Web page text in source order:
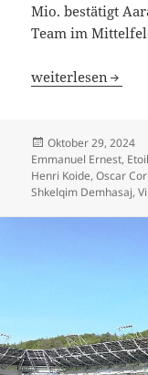
Mio. bestätigt
Team im
Mit Etoile
weiterlesen
Veröffentlicht
am
Oktober 29, 2024
Emmanuel Ernest,
Henri Koide,Oscar
Shkelqim Demhasaj,